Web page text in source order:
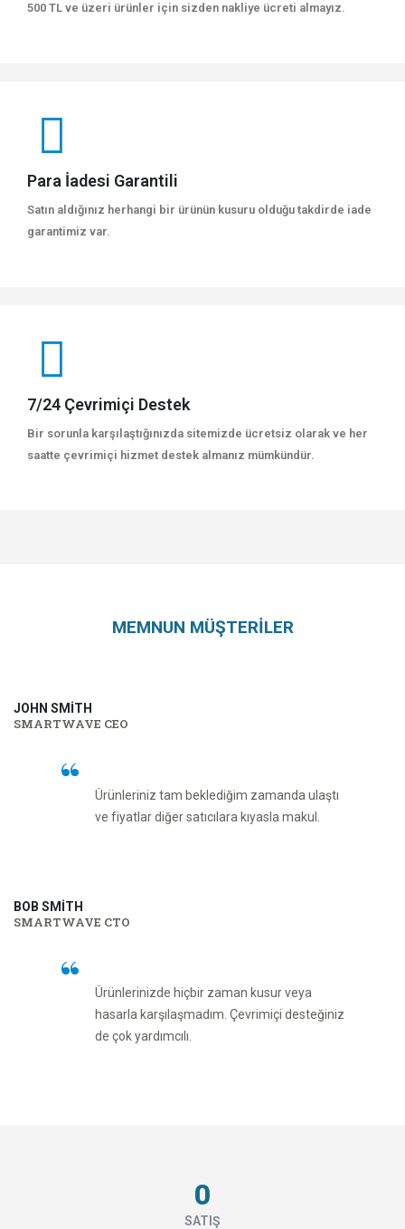
500 TL ve üzeri ürünler için sizden nakliye ücreti almayız.
Para İadesi Garantili
Satın aldığınız herhangi bir ürünün kusuru olduğu takdirde iade
garantimiz var.
7/24 Çevrimiçi Destek
Bir sorunla karşılaştığınızda sitemizde ücretsiz olarak ve her
saatte çevrimiçi hizmet destek almanız mümkündür.
MEMNUN MÜŞTERİLER
Ürünleriniz tam beklediğim zamanda ulaştı
ve fiyatlar diğer satıcılara kıyasla makul.
JOHN SMITH
SMARTWAVE CEO
Ürünlerinizde hiçbir zaman kusur veya
hasarla karşılaşmadım. Çevrimiçi desteğiniz
de çok yardımcılı.
BOB SMITH
SMARTWAVE CTO
0
SATIŞ